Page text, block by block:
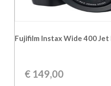
Fujifilm Instax Wide 400 Jet
€ 149,00